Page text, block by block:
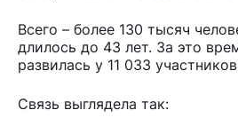
Всего – более 130 тысяч
длилось до 43 лет. За это
развилась у 11 033
Связь выглядела так: